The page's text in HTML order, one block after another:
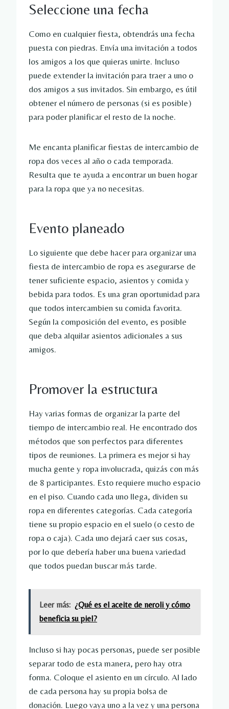
Seleccione una fecha
Como en cualquier fiesta, obtendrás una fecha
puesta con piedras. Envía una invitación a todos
los amigos a los que quieras unirte. Incluso
puede extender la invitación para traer a uno o
dos amigos a sus invitados. Sin embargo, es útil
obtener el número de personas (si es posible)
para poder planificar el resto de la noche.
Me encanta planificar fiestas de intercambio de
ropa dos veces al año o cada temporada.
Resulta que te ayuda a encontrar un buen hogar
para la ropa que ya no necesitas.
Evento planeado
Lo siguiente que debe hacer para organizar una
fiesta de intercambio de ropa es asegurarse de
tener suficiente espacio, asientos y comida y
bebida para todos. Es una gran oportunidad para
que todos intercambien su comida favorita.
Según la composición del evento, es posible
que deba alquilar asientos adicionales a sus
amigos.
Promover la estructura
Hay varias formas de organizar la parte del
tiempo de intercambio real. He encontrado dos
métodos que son perfectos para diferentes
tipos de reuniones. La primera es mejor si hay
mucha gente y ropa involucrada, quizás con más
de 8 participantes. Esto requiere mucho espacio
en el piso. Cuando cada uno llega, dividen su
ropa en diferentes categorías. Cada categoría
tiene su propio espacio en el suelo (o cesto de
ropa o caja). Cada uno dejará caer sus cosas,
por lo que debería haber una buena variedad
que todos puedan buscar más tarde.
Leer más: ¿Qué es el aceite de neroli y cómo
beneficia su piel?
Incluso si hay pocas personas, puede ser posible
separar todo de esta manera, pero hay otra
forma. Coloque el asiento en un círculo. Al lado
de cada persona hay su propia bolsa de
donación. Luego vaya uno a la vez y una persona